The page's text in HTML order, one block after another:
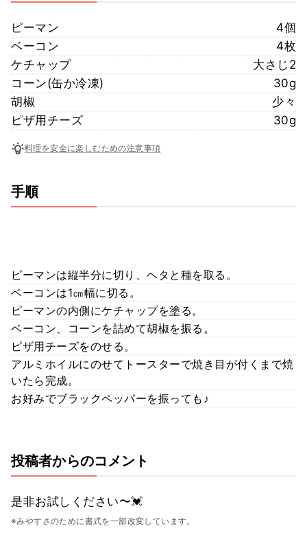
ピーマン
4個
ベーコン
4枚
ケチャップ
大さじ2
コーン(缶か冷凍)
30g
胡椒
少々
ピザ用チーズ
30g
料理を安全に楽しむための注意事項
手順
ピーマンは縦半分に切り、ヘタと種を取る。
ベーコンは1㎝幅に切る。
ピーマンの内側にケチャップを塗る。
ベーコン、コーンを詰めて胡椒を振る。
ピザ用チーズをのせる。
アルミホイルにのせてトースターで焼き目が付くまで焼
いたら完成。
お好みでブラックペッパーを振っても♪
投稿者からのコメント
是非お試しください〜💓
※みやすさのために書式を一部改変しています。